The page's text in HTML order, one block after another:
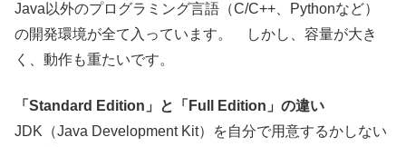
Java以外のプログラミング言語（C/C++、Pythonなど）
の開発環境が全て入っています。 しかし、容量が大き
く、動作も重たいです。
「Standard Edition」と「Full Edition」の違い
JDK（Java Development Kit）を自分で用意するかしない